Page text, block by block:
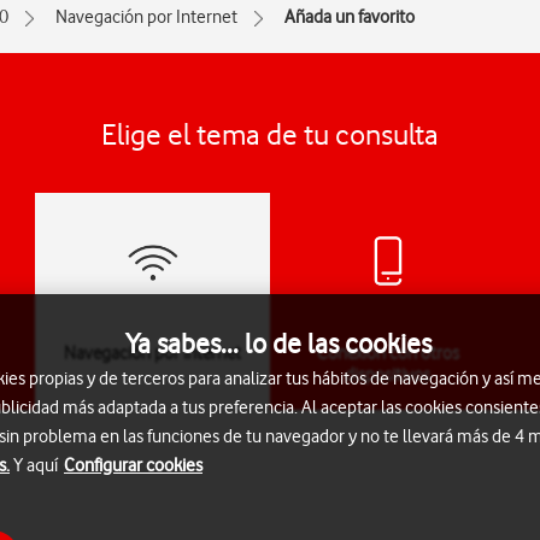
Navegación por Internet Añada un favorito
Elige el tema de tu consulta
Navegación por Internet
Conexión con otros
dispositivos
Ya sabes... lo de las cookies
propias y de terceros para analizar tus hábitos de navegación y así
más adaptada a tus preferencia. Al aceptar las cookies
problema en las funciones de tu navegador y no te llevará más de 4
Y aquí Configurar cookies